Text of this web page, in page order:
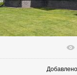
В
Добавлено